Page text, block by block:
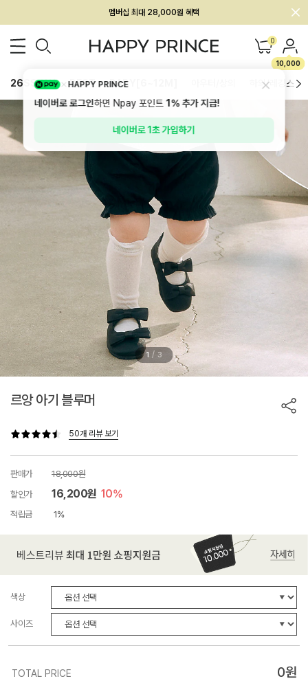
회원전용 아울렛, 가입하면 ~60% 할인!
멤버십 최대 28,000원 혜택 0
10,000
26SS 신상 BEST BABY[6~12M] 하의/레깅스
1 / 3
르앙 아기 블루머
50개 리뷰 보기
판매가
18,000원
할인가
16,200원 10%
적립금 1%
색상
사이즈
TOTAL PRICE 0원
HAPPY PRINCE
네이버로 로그인하면 Npay 포인트1%추가 지급!
네이버로 1초 가입하기